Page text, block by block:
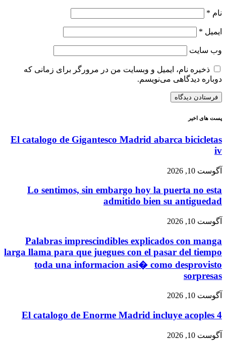
نام *
ایمیل *
وب‌ سایت
ذخیره نام، ایمیل و وبسایت من در مرورگر برای زمانی که
دوباره دیدگاهی می‌نویسم.
پست های اخیر
El catalogo de Gigantesco Madrid abarca bicicletas
iv
آگوست 10, 2026
Lo sentimos, sin embargo hoy la puerta no esta
admitido bien su antiguedad
آگوست 10, 2026
Palabras imprescindibles explicados con manga
larga llama para que juegues con el pasar del tiempo
toda una informacion asi� como desprovisto
sorpresas
آگوست 10, 2026
El catalogo de Enorme Madrid incluye acoples 4
آگوست 10, 2026